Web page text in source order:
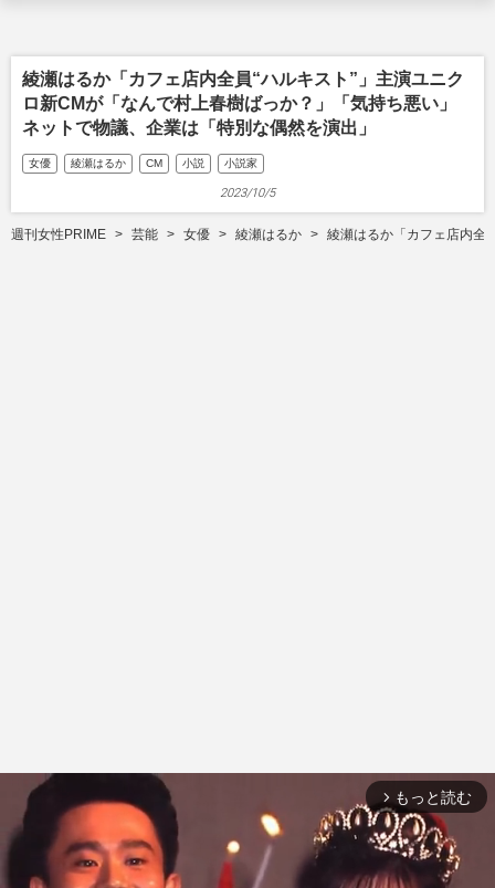
綾瀬はるか「カフェ店内全員“ハルキスト”」主演ユニク
ロ新CMが「なんで村上春樹ばっか？」「気持ち悪い」
ネットで物議、企業は「特別な偶然を演出」
女優 綾瀬はるか CM 小説 小説家
2023/10/5
週刊女性PRIME 芸能 女優 綾瀬はるか 綾瀬はるか「カフェ店内全
arrow_forward_ios もっと読む